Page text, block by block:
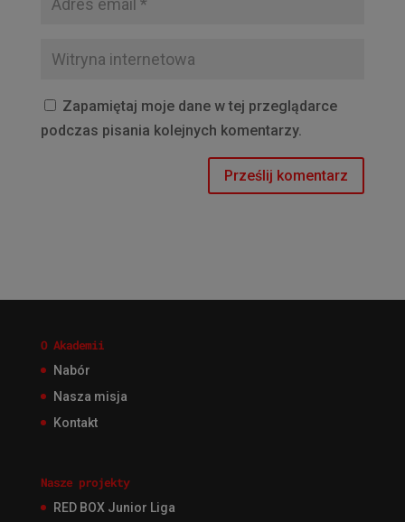
Zapamiętaj moje dane w tej przeglądarce
podczas pisania kolejnych komentarzy.
O Akademii
Nabór
Nasza misja
Kontakt
Nasze projekty
RED BOX Junior Liga